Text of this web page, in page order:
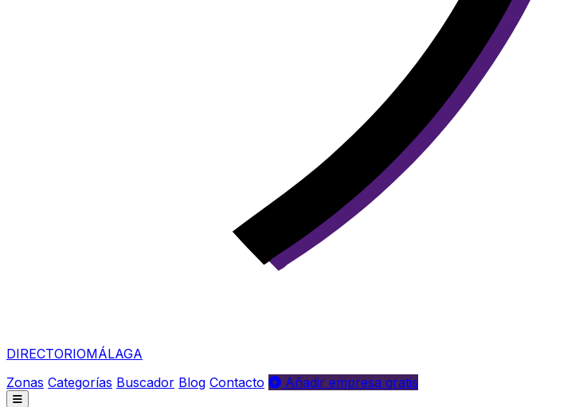
DIRECTORIOMÁLAGA
Zonas Categorías Buscador Blog Contacto Añadir empresa gratis